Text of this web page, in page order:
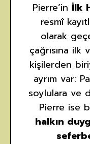
Pierre’in İlk
resmî
olarak
çağrısına
kişilerden
ayrım var:
soylulara ve
Pierre ise
halkın